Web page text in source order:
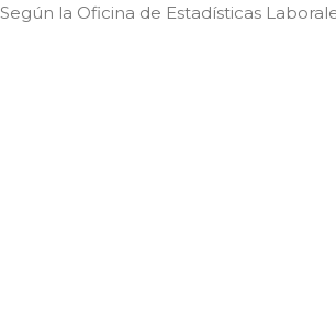
Según la Oficina de Estadísticas